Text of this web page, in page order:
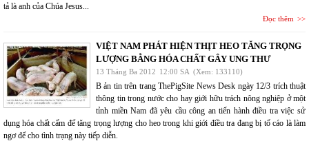
tả là anh của Chúa Jesus...
Đọc thêm
VIỆT NAM PHÁT HIỆN THỊT HEO TĂNG TRỌNG
LƯỢNG BẰNG HÓA CHẤT GÂY UNG THƯ
13 Tháng Ba 2012 12:00 SA (Xem: 133110)
B ản tin trên trang ThePigSite News Desk ngày 12/3 trích thuật
thông tin trong nước cho hay giới hữu trách nông nghiệp ở một
tỉnh miền Nam đã yêu cầu công an tiến hành điều tra việc sử
dụng hóa chất cấm để tăng trọng lượng cho heo trong khi giới điều tra đang bị tố cáo là làm
ngơ để cho tình trạng này tiếp diễn.